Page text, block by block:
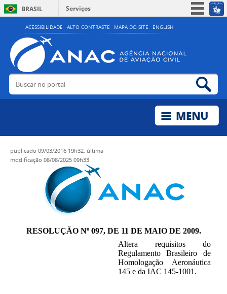
ACESSIBILIDADE ALTO CONTRASTE MAPA DO SITE ENGLISH
BRASIL
Serviços
Simplifique!
Acesso à informação
Legislação
Buscar no portal
publicado 09/03/2016 19h32, última
modificação 08/08/2025 09h33
RESOLUÇÃO Nº 097, DE 11 DE MAIO DE 2009.
Altera requisitos do
Regulamento Brasileiro de
Homologação Aeronáutica
145 e da IAC 145-1001.